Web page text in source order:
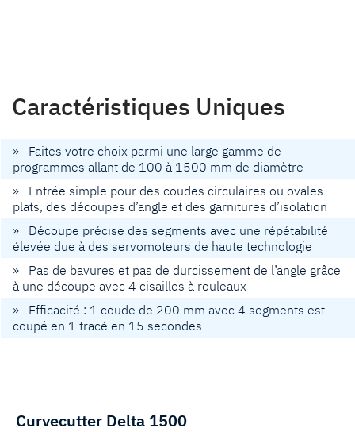
Caractéristiques Uniques
» Faites votre choix parmi une large gamme de
programmes allant de 100 à 1500 mm de diamètre
» Entrée simple pour des coudes circulaires ou ovales
plats, des découpes d’angle et des garnitures d’isolation
» Découpe précise des segments avec une répétabilité
élevée due à des servomoteurs de haute technologie
» Pas de bavures et pas de durcissement de l’angle grâce
à une découpe avec 4 cisailles à rouleaux
» Efficacité : 1 coude de 200 mm avec 4 segments est
coupé en 1 tracé en 15 secondes
Curvecutter Delta 1500